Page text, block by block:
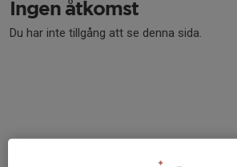
Ingen åtkomst
Du har inte tillgång att se denna sida.